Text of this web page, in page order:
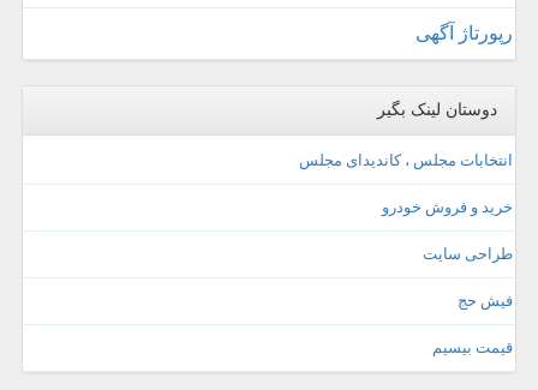
رپورتاژ آگهی
دوستان لینک بگیر
انتخابات مجلس ، کاندیدای مجلس
خرید و فروش خودرو
طراحی سایت
فیش حج
قیمت بیسیم